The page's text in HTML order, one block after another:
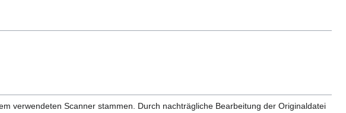
verwendeten Scanner stammen. Durch nachträgliche Bearbeitung der Originaldatei